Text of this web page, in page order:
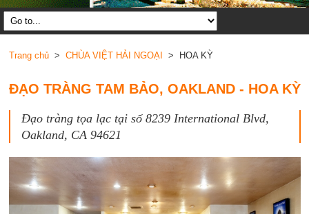
Trang chủ> CHÙA VIỆT HẢI NGOẠI > HOA KỲ
ĐẠO TRÀNG TAM BẢO, OAKLAND - HOA KỲ
Đạo tràng tọa lạc tại số 8239 International Blvd,
Oakland, CA 94621